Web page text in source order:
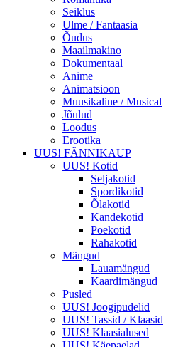
Seiklus
Ulme / Fantaasia
Õudus
Maailmakino
Dokumentaal
Anime
Animatsioon
Muusikaline / Musical
Jõulud
Loodus
Erootika
UUS! FÄNNIKAUP
UUS! Kotid
Seljakotid
Spordikotid
Õlakotid
Kandekotid
Poekotid
Rahakotid
Mängud
Lauamängud
Kaardimängud
Pusled
UUS! Joogipudelid
UUS! Tassid / Klaasid
UUS! Klaasialused